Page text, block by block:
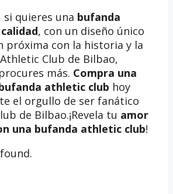
si quieres una bufanda
, con un diseño único
próxima con la historia y la
Club de Bilbao,
más. Compra una
athletic club hoy
el orgullo de ser fanático
de Bilbao.¡Revela tu amor
una bufanda athletic club!